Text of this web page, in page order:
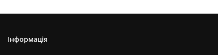
Інформація